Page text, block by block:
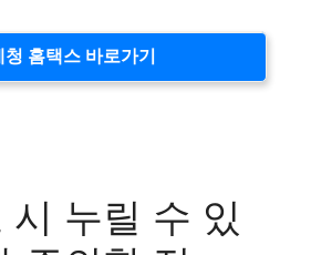
청 홈택스 바로가기
시 누릴 수 있